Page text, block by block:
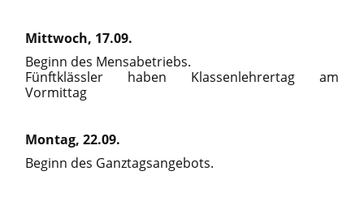
Mittwoch, 17.09.
Beginn des Mensabetriebs.
Fünftklässler haben Klassenlehrertag am
Vormittag
Montag, 22.09.
Beginn des Ganztagsangebots.